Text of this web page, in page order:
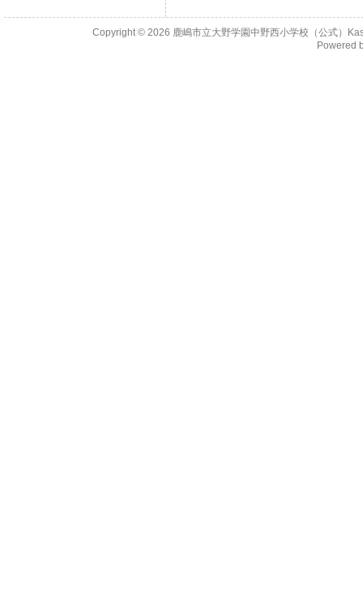
Copyright © 2026 鹿嶋市立大野学園中野西小学校（公式）
Powered